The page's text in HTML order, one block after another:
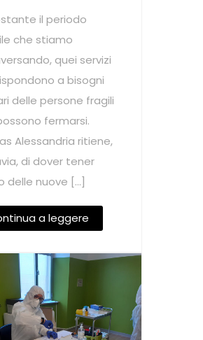
il periodo
che stiamo
quei servizi
a bisogni
delle persone fragili
fermarsi.
Alessandria ritiene,
di dover tener
delle nuove […]
a leggere